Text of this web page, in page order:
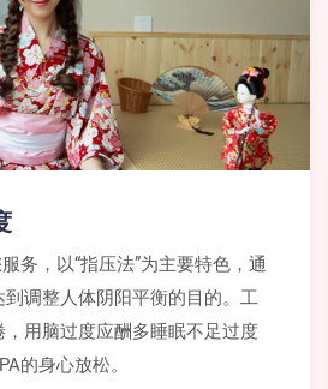
务，以“指压法”为主要特色，通
调整人体阴阳平衡的目的。工
用脑过度应酬多睡眠不足过度
的身心放松。